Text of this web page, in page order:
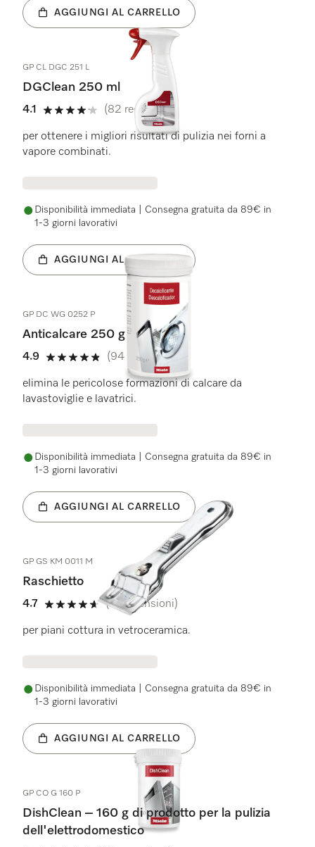
AGGIUNGI AL CARRELLO
GP CL DGC 251 L
DGClean 250 ml
4.1
4.1 stelle su 5
(82 recensioni)
per ottenere i migliori risultati di pulizia nei forni a
vapore combinati.
Disponibilità immediata | Consegna gratuita da 89€ in
1-3 giorni lavorativi
AGGIUNGI AL CARRELLO
GP DC WG 0252 P
Anticalcare 250 g
4.9
4.9 stelle su 5
(94 recensioni)
elimina le pericolose formazioni di calcare da
lavastoviglie e lavatrici.
Disponibilità immediata | Consegna gratuita da 89€ in
1-3 giorni lavorativi
AGGIUNGI AL CARRELLO
GP GS KM 0011 M
Raschietto
4.7
4.7 stelle su 5
(41 recensioni)
per piani cottura in vetroceramica.
Disponibilità immediata | Consegna gratuita da 89€ in
1-3 giorni lavorativi
AGGIUNGI AL CARRELLO
GP CO G 160 P
DishClean – 160 g di prodotto per la pulizia
dell'elettrodomestico